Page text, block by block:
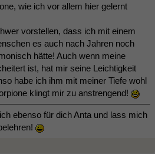
wie ich vor allem hier gelernt
vorstellen, dass ich mit einem
es auch nach Jahren noch
hätte! Auch wenn meine
ist, hat mir seine Leichtigkeit
habe ich ihm mit meiner Tiefe wohl
klingt mir zu anstrengend!
ebenso für dich Anta und lass mich